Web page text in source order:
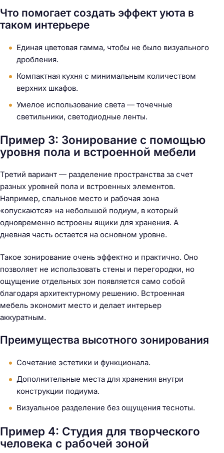
Что помогает создать эффект уюта в
таком интерьере
Единая цветовая гамма, чтобы не было визуального
дробления.
Компактная кухня с минимальным количеством
верхних шкафов.
Умелое использование света — точечные
светильники, светодиодные ленты.
Пример 3: Зонирование с помощью
уровня пола и встроенной мебели
Третий вариант — разделение пространства за счет
разных уровней пола и встроенных элементов.
Например, спальное место и рабочая зона
«опускаются» на небольшой подиум, в который
одновременно встроены ящики для хранения. А
дневная часть остается на основном уровне.
Такое зонирование очень эффектно и практично. Оно
позволяет не использовать стены и перегородки, но
ощущение отдельных зон появляется само собой
благодаря архитектурному решению. Встроенная
мебель экономит место и делает интерьер
аккуратным.
Преимущества высотного зонирования
Сочетание эстетики и функционала.
Дополнительные места для хранения внутри
конструкции подиума.
Визуальное разделение без ощущения тесноты.
Пример 4: Студия для творческого
человека с рабочей зоной